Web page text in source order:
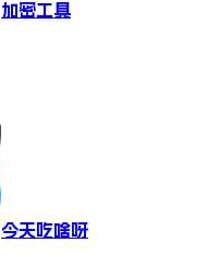
加密工具
今天吃啥呀